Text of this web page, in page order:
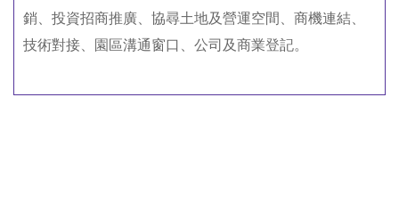
銷、投資招商推廣、協尋土地及營運空間、商機連結、
技術對接、園區溝通窗口、公司及商業登記。